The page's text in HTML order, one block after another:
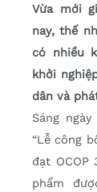
Vừa mới
nay, thế
có nhiều
khởi
dân và
Sáng
“Lễ công
đạt OCOP
phẩm